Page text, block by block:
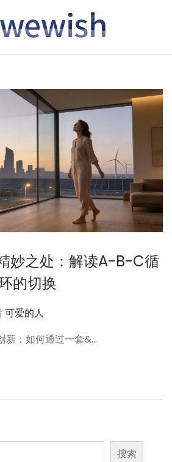
转
航
跳
容
妙之处：解读A-B-C循
的切换
可爱的人
新：如何通过一套&…
搜索